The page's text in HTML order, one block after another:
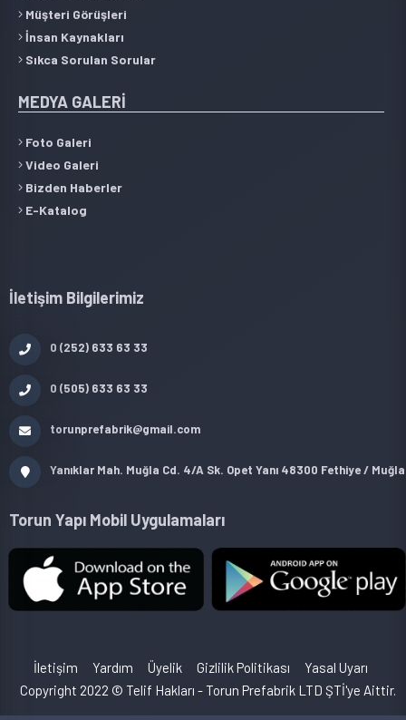
Müşteri Görüşleri
İnsan Kaynakları
Sıkca Sorulan Sorular
MEDYA GALERİ
Foto Galeri
Video Galeri
Bizden Haberler
E-Katalog
İletişim Bilgilerimiz
0 (252) 633 63 33
0 (505) 633 63 33
torunprefabrik@gmail.com
Yanıklar Mah. Muğla Cd. 4/A Sk. Opet Yanı 48300 Fethiye / Muğla
Torun Yapı Mobil Uygulamaları
İletişim Yardım Üyelik Gizlilik Politikası
Yasal Uyarı
Copyright 2022 © Telif Hakları - Torun Prefabrik LTD ŞTİ'ye Aittir.